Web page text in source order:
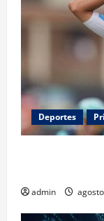
Deportes
admin